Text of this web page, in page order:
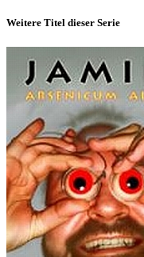
Weitere Titel dieser Serie